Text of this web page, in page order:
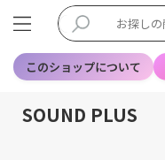
このショップについて
SOUND PLUS